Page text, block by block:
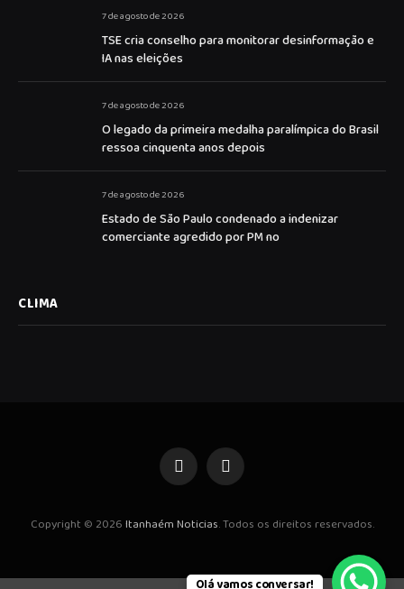
7 de agosto de 2026
TSE cria conselho para monitorar desinformação e
IA nas eleições
7 de agosto de 2026
O legado da primeira medalha paralímpica do Brasil
ressoa cinquenta anos depois
7 de agosto de 2026
Estado de São Paulo condenado a indenizar
comerciante agredido por PM no
CLIMA
FacebookInstagram
Copyright © 2026Itanhaém Noticias. Todos os direitos reservados.
Olá vamos conversar!